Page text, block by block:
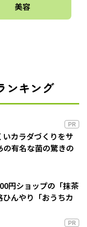
美容
ンキング
PR
カラダづくりをサ
有名な菌の驚きの
円ショップの「抹茶
んやり「おうちカ
PR